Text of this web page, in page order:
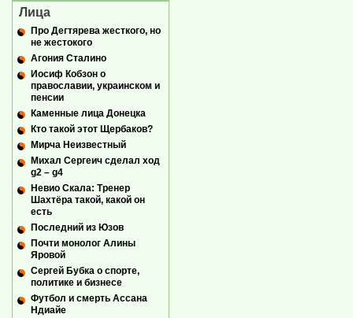
Лица
Про Дегтярева жесткого, но
не жестокого
Агония Сталино
Иосиф Кобзон о
православии, украинском и
пенсии
Каменные лица Донецка
Кто такой этот Щербаков?
Мирча Неизвестный
Михал Сергеич сделал ход
g2 – g4
Невио Скала: Тренер
Шахтёра такой, какой он
есть
Последний из Юзов
Почти монолог Алины
Яровой
Сергей Бубка о спорте,
политике и бизнесе
Футбол и смерть Ассана
Ндиайе